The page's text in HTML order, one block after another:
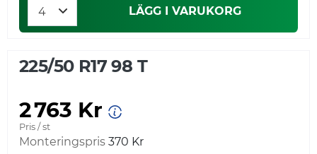
LÄGG I VARUKORG
225/50 R17 98 T
2 763 Kr
Pris / st
Monteringspris 370 Kr